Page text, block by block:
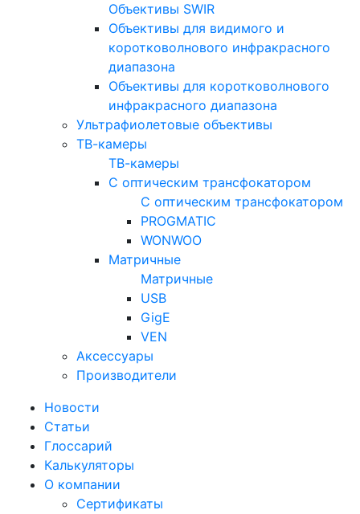
Объективы SWIR
Объективы для видимого и
коротковолнового инфракрасного
диапазона
Объективы для коротковолнового
инфракрасного диапазона
Ультрафиолетовые объективы
ТВ-камеры
ТВ-камеры
С оптическим трансфокатором
С оптическим трансфокатором
PROGMATIC
WONWOO
Матричные
Матричные
USB
GigE
VEN
Аксессуары
Производители
Новости
Статьи
Глоссарий
Калькуляторы
О компании
Сертификаты